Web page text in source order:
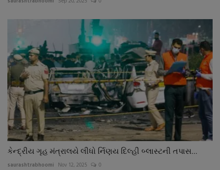
કેન્દ્રીય ગૃહ મંત્રાલયે લીધો ર્નિણય દિલ્હી બ્લાસ્ટની તપાસ...
saurashtrabhoomi Nov 12, 2025 0